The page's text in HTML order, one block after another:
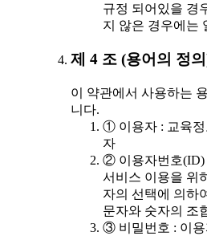
규정 되어있을 경
지 않은 경우에는
제 4 조 (용어의 정
이 약관에서 사용하는
니다.
① 이용자 : 교육정
자
② 이용자번호(ID)
서비스 이용을 위
자의 선택에 의하
문자와 숫자의 조
③ 비밀번호 : 이용